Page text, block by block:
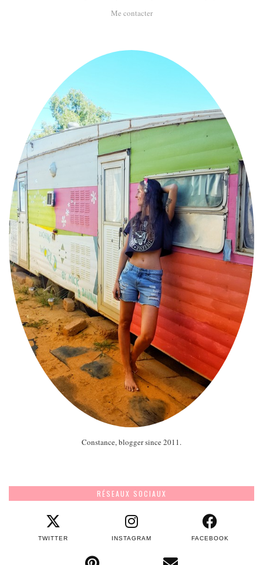
Me contacter
Constance, blogger since 2011.
RÉSEAUX SOCIAUX
TWITTER INSTAGRAM FACEBOOK